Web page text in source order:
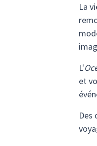
La
L'
et
Des